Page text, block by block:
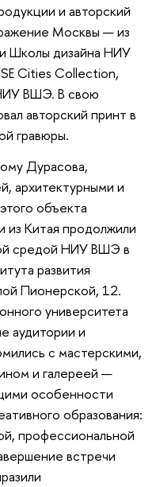
и авторский
Москвы — из
Школы дизайна НИУ
Cities Collection,
ВШЭ. В свою
авторский принт в
гравюры.
Дурасова,
архитектурными и
объекта
из Китая продолжили
средой НИУ ВШЭ в
развития
Пионерской, 12.
университета
аудитории и
с мастерскими,
и галереей —
особенности
образования:
профессиональной
встречи